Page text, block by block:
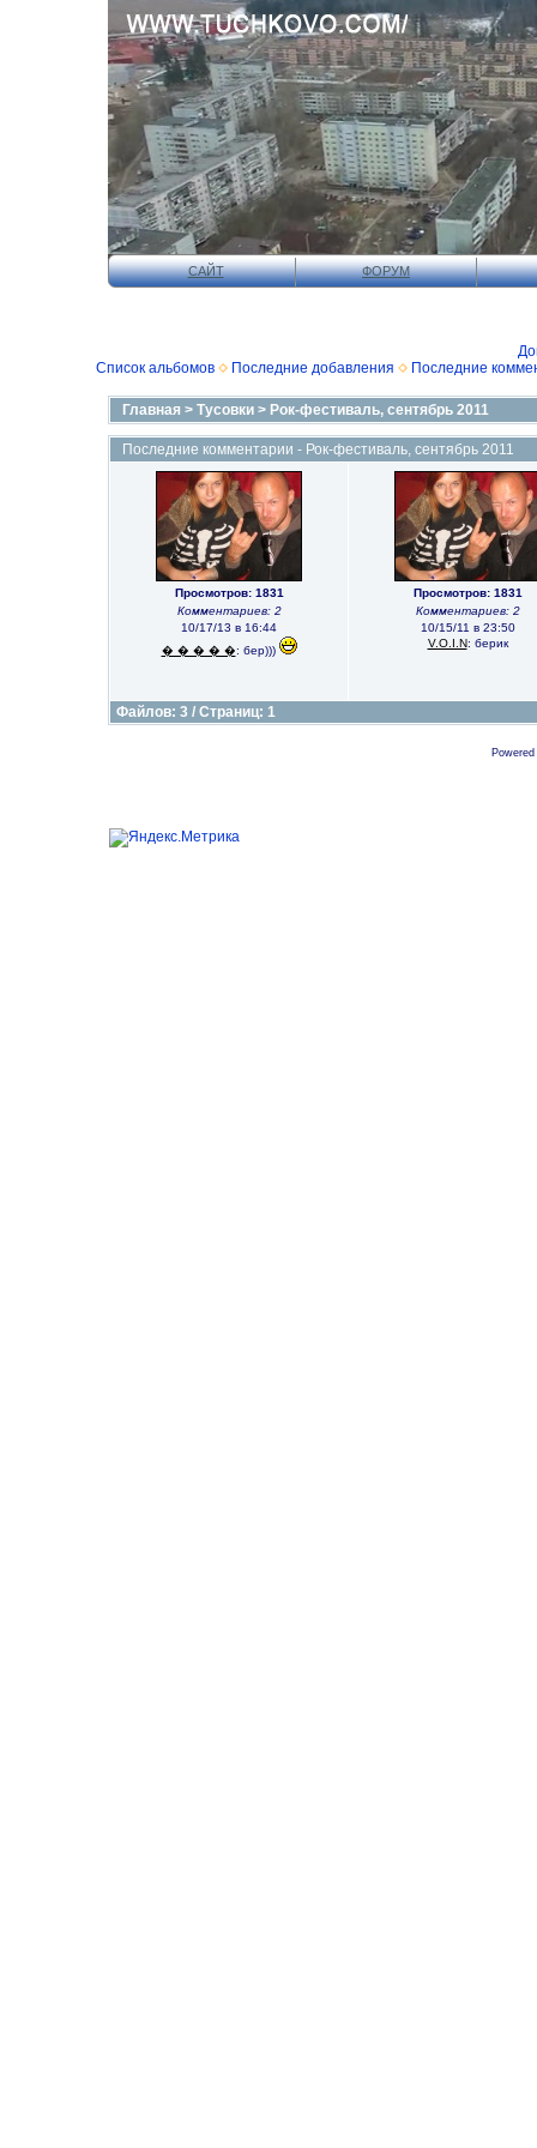
САЙТ ФОРУМ
Список альбомов
Последние добавления Последние
Главная > Тусовки > Рок-фестиваль, сентябрь 2011
Последние комментарии - Рок-фестиваль, сентябрь 2011
Просмотров: 1831
Комментариев: 2
10/17/13 в 16:44
� � � � �: бер)))
Просмотров: 1831
Комментариев: 2
10/15/11 в 23:50
V.O.I.N: берик
Файлов: 3 / Страниц: 1